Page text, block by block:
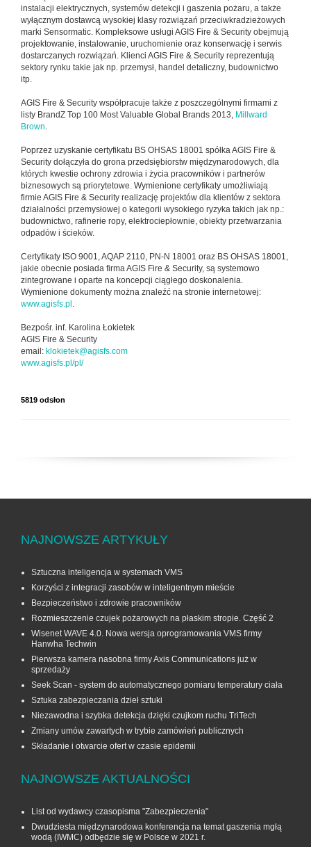
instalacji elektrycznych, systemów detekcji i gaszenia pożaru, a także
wyłącznym dostawcą wysokiej klasy rozwiązań przeciwkradzieżowych
marki Sensormatic. Kompleksowe usługi AGIS Fire & Security obejmują
projektowanie, instalowanie, uruchomienie oraz konserwację i serwis
dostarczanych rozwiązań. Klienci AGIS Fire & Security reprezentują
sektory rynku takie jak np. przemysł, handel detaliczny, budownictwo
itp.
AGIS Fire & Security współpracuje także z poszczególnymi firmami z
listy BrandZ Top 100 Most Valuable Global Brands 2013, Millward
Brown.
Poprzez uzyskanie certyfikatu BS OHSAS 18001 spółka AGIS Fire &
Security dołączyła do grona przedsiębiorstw międzynarodowych, dla
których kwestie ochrony zdrowia i życia pracowników i partnerów
biznesowych są priorytetowe. Wymienione certyfikaty umożliwiają
firmie AGIS Fire & Security realizację projektów dla klientów z sektora
działalności przemysłowej o kategorii wysokiego ryzyka takich jak np.:
budownictwo, rafinerie ropy, elektrociepłownie, obiekty przetwarzania
odpadów i ścieków.
Certyfikaty ISO 9001, AQAP 2110, PN-N 18001 oraz BS OHSAS 18001,
jakie obecnie posiada firma AGIS Fire & Security, są systemowo
zintegrowane i oparte na koncepcji ciągłego doskonalenia.
Wymienione dokumenty można znaleźć na stronie internetowej:
www.agisfs.pl .
Bezpośr. inf. Karolina Łokietek
AGIS Fire & Security
email: klokietek@agisfs.com
www.agisfs.pl/pl/
5819 odsłon
NAJNOWSZE ARTYKUŁY
Sztuczna inteligencja w systemach VMS
Korzyści z integracji zasobów w inteligentnym mieście
Bezpieczeństwo i zdrowie pracowników
Rozmieszczenie czujek pożarowych na płaskim stropie. Część 2
Wisenet WAVE 4.0. Nowa wersja oprogramowania VMS firmy
Hanwha Techwin
Pierwsza kamera nasobna firmy Axis Communications już w
sprzedaży
Seek Scan - system do automatycznego pomiaru temperatury ciała
Sztuka zabezpieczania dzieł sztuki
Niezawodna i szybka detekcja dzięki czujkom ruchu TriTech
Zmiany umów zawartych w trybie zamówień publicznych
Składanie i otwarcie ofert w czasie epidemii
NAJNOWSZE AKTUALNOŚCI
List od wydawcy czasopisma "Zabezpieczenia"
Dwudziesta międzynarodowa konferencja na temat gaszenia mgłą
wodą (IWMC) odbędzie się w Polsce w 2021 r.